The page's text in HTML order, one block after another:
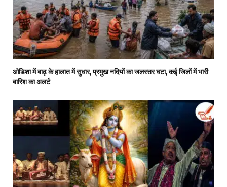
ओडिशा में बाढ़ के हालात में सुधार, प्रमुख नदियों का जलस्तर घटा, कई जिलों में भारी
बारिश का अलर्ट